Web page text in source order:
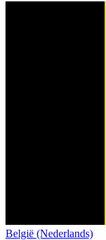
België (Nederlands)